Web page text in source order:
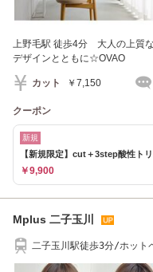
上野毛駅 徒歩4分 大人の上質
デザインとともに☆OVAO
カット ￥7,150
クーポン
新規
【新規限定】cut＋3step酸性ト
￥9,900
Mplus 二子玉川
二子玉川駅徒歩3分/ホット